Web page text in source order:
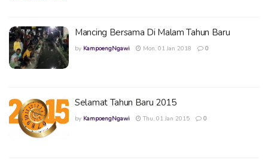
Mancing Bersama Di Malam Tahun Baru
by KampoengNgawi Mon, 01 Jan 2018 0
Selamat Tahun Baru 2015
by KampoengNgawi Thu, 01 Jan 2015 0